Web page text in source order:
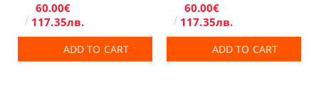
60.00€
117.35лв.
ADD TO CART
60.00€
117.35лв.
ADD TO CART